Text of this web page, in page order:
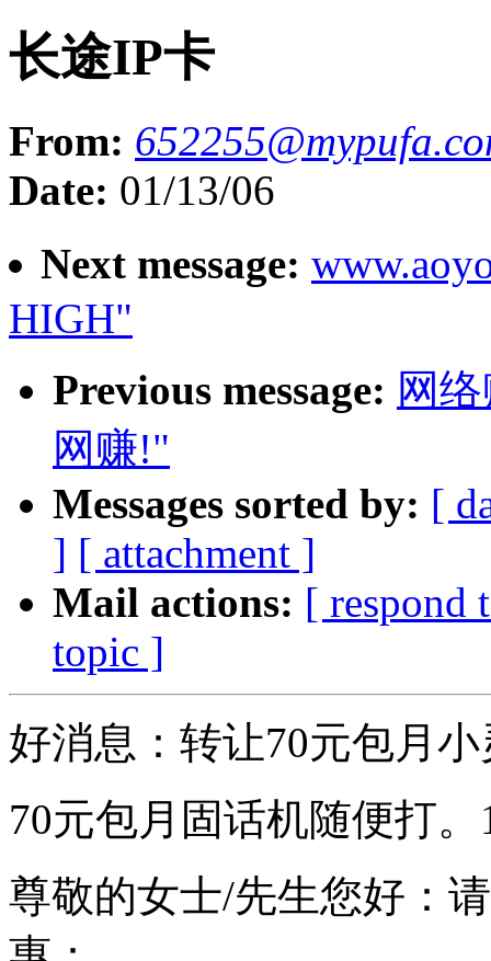
长途IP卡
From:
Date: 01/13/06
Next message:
HIGH"
Previous message: 网
网赚!"
Messages sorted by: [
] [ attachment ]
Mail actions: [ respond
topic ]
好消息：转让70元包月
70元包月固话机随便打。
尊敬的女士/先生您好：